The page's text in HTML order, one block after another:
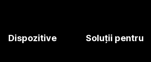
Dispozitive Soluții pentru